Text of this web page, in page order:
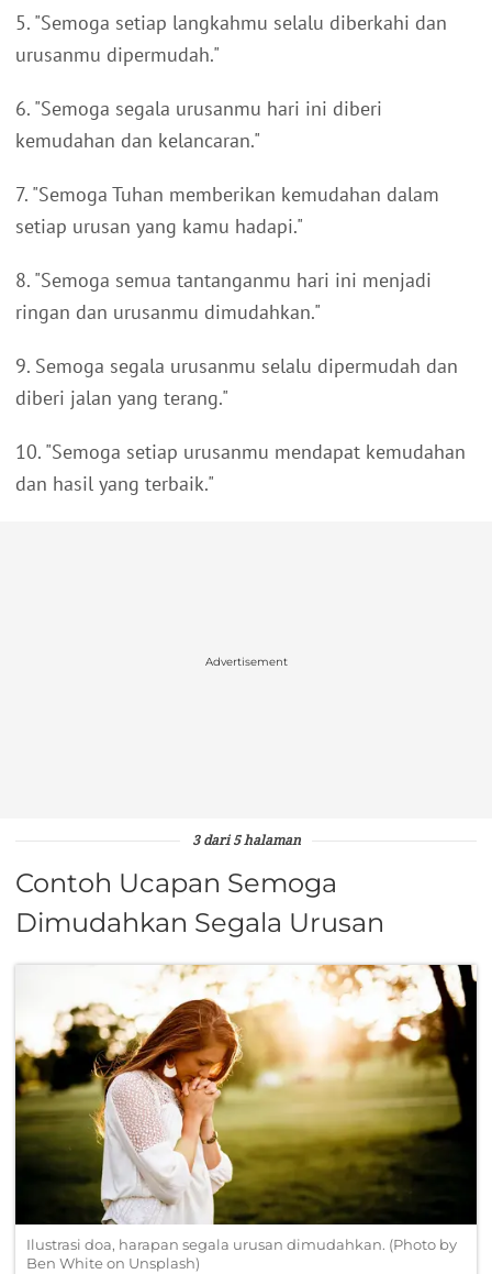
5. "Semoga setiap langkahmu selalu diberkahi dan
urusanmu dipermudah."
6. "Semoga segala urusanmu hari ini diberi
kemudahan dan kelancaran."
7. "Semoga Tuhan memberikan kemudahan dalam
setiap urusan yang kamu hadapi."
8. "Semoga semua tantanganmu hari ini menjadi
ringan dan urusanmu dimudahkan."
9. Semoga segala urusanmu selalu dipermudah dan
diberi jalan yang terang."
10. "Semoga setiap urusanmu mendapat kemudahan
dan hasil yang terbaik."
Advertisement
3 dari 5 halaman
Contoh Ucapan Semoga
Dimudahkan Segala Urusan
Ilustrasi doa, harapan segala urusan dimudahkan. (Photo by
Ben White on Unsplash)